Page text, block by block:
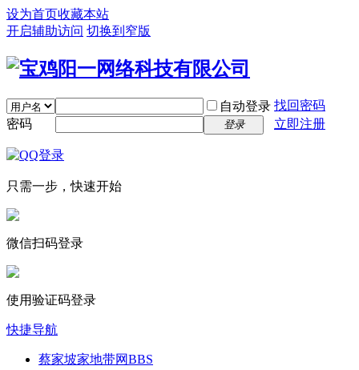
设为首页收藏本站
开启辅助访问 切换到窄版
自动登录 找回密码
密码
登录 立即注册
只需一步，快速开始
微信扫码登录
使用验证码登录
快捷导航
蔡家坡家地带网BBS